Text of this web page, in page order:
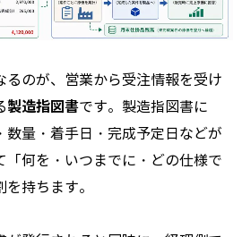
るのが、営業から受注情報を受け
製造指図書です。製造指図書に
数量・着手日・完成予定日などが
「何を・いつまでに・どの仕様で
持ちます。